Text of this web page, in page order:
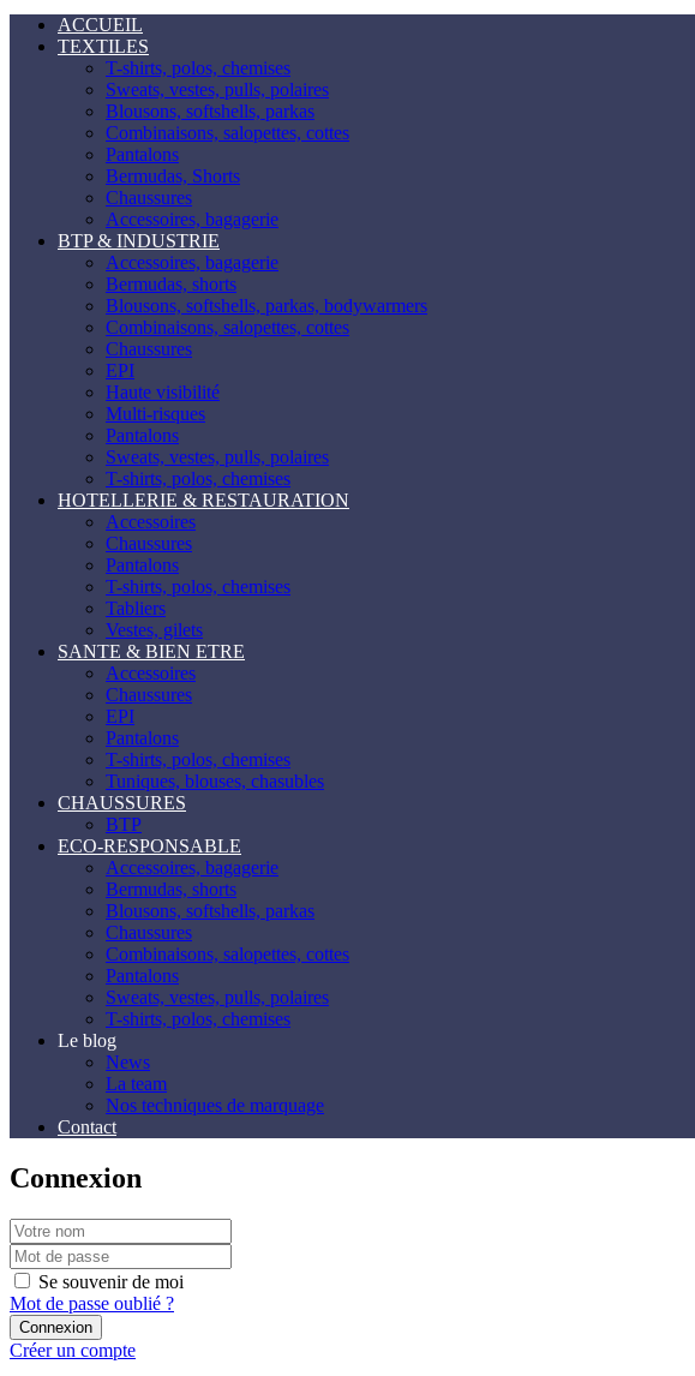
ACCUEIL
TEXTILES
T-shirts, polos, chemises
Sweats, vestes, pulls, polaires
Blousons, softshells, parkas
Combinaisons, salopettes, cottes
Pantalons
Bermudas, Shorts
Chaussures
Accessoires, bagagerie
BTP & INDUSTRIE
Accessoires, bagagerie
Bermudas, shorts
Blousons, softshells, parkas, bodywarmers
Combinaisons, salopettes, cottes
Chaussures
EPI
Haute visibilité
Multi-risques
Pantalons
Sweats, vestes, pulls, polaires
T-shirts, polos, chemises
HOTELLERIE & RESTAURATION
Accessoires
Chaussures
Pantalons
T-shirts, polos, chemises
Tabliers
Vestes, gilets
SANTE & BIEN ETRE
Accessoires
Chaussures
EPI
Pantalons
T-shirts, polos, chemises
Tuniques, blouses, chasubles
CHAUSSURES
BTP
ECO-RESPONSABLE
Accessoires, bagagerie
Bermudas, shorts
Blousons, softshells, parkas
Chaussures
Combinaisons, salopettes, cottes
Pantalons
Sweats, vestes, pulls, polaires
T-shirts, polos, chemises
Le blog
News
La team
Nos techniques de marquage
Contact
Connexion
Se souvenir de moi
Mot de passe oublié ?
Créer un compte